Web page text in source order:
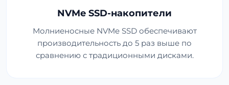
NVMe SSD-накопители
Молниеносные NVMe SSD обеспечивают
производительность до 5 раз выше по
сравнению с традиционными дисками.